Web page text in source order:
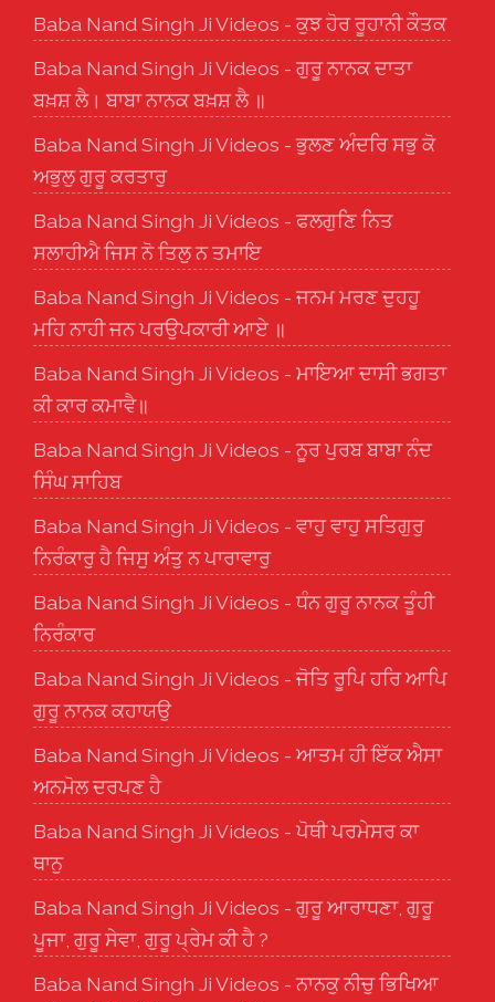
Baba Nand Singh Ji Videos - ਕੁਝ ਹੋਰ ਰੂਹਾਨੀ ਕੌਤਕ
Baba Nand Singh Ji Videos - ਗੁਰੂ ਨਾਨਕ ਦਾਤਾ
ਬਖ਼ਸ਼ ਲੈ। ਬਾਬਾ ਨਾਨਕ ਬਖ਼ਸ਼ ਲੈ ॥
Baba Nand Singh Ji Videos - ਭੁਲਣ ਅੰਦਰਿ ਸਭੁ ਕੋ
ਅਭੁਲੁ ਗੁਰੂ ਕਰਤਾਰੁ
Baba Nand Singh Ji Videos - ਫਲਗੁਣਿ ਨਿਤ
ਸਲਾਹੀਐ ਜਿਸ ਨੋ ਤਿਲੁ ਨ ਤਮਾਇ
Baba Nand Singh Ji Videos - ਜਨਮ ਮਰਣ ਦੁਹਹੂ
ਮਹਿ ਨਾਹੀ ਜਨ ਪਰਉਪਕਾਰੀ ਆਏ ॥
Baba Nand Singh Ji Videos - ਮਾਇਆ ਦਾਸੀ ਭਗਤਾ
ਕੀ ਕਾਰ ਕਮਾਵੈ॥
Baba Nand Singh Ji Videos - ਨੂਰ ਪੁਰਬ ਬਾਬਾ ਨੰਦ
ਸਿੰਘ ਸਾਹਿਬ
Baba Nand Singh Ji Videos - ਵਾਹੁ ਵਾਹੁ ਸਤਿਗੁਰੁ
ਨਿਰੰਕਾਰੁ ਹੈ ਜਿਸੁ ਅੰਤੁ ਨ ਪਾਰਾਵਾਰੁ
Baba Nand Singh Ji Videos - ਧੰਨ ਗੁਰੂ ਨਾਨਕ ਤੂੰਹੀ
ਨਿਰੰਕਾਰ
Baba Nand Singh Ji Videos - ਜੋਤਿ ਰੂਪਿ ਹਰਿ ਆਪਿ
ਗੁਰੂ ਨਾਨਕ ਕਹਾਯਉ
Baba Nand Singh Ji Videos - ਆਤਮ ਹੀ ਇੱਕ ਐਸਾ
ਅਨਮੋਲ ਦਰਪਣ ਹੈ
Baba Nand Singh Ji Videos - ਪੋਥੀ ਪਰਮੇਸਰ ਕਾ
ਥਾਨੁ
Baba Nand Singh Ji Videos - ਗੁਰੂ ਆਰਾਧਣਾ, ਗੁਰੂ
ਪੂਜਾ, ਗੁਰੂ ਸੇਵਾ, ਗੁਰੂ ਪ੍ਰੇਮ ਕੀ ਹੈ ?
Baba Nand Singh Ji Videos - ਨਾਨਕੁ ਨੀਚੁ ਭਿਖਿਆ